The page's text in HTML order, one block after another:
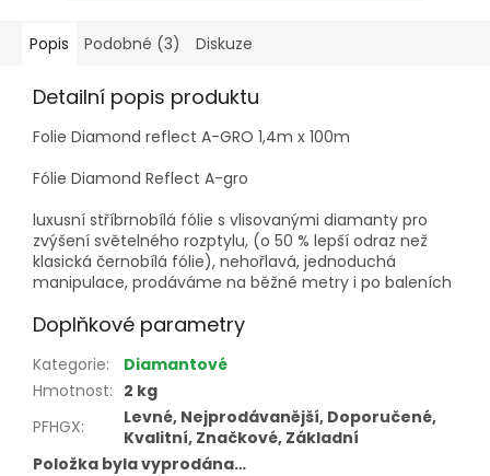
Popis Podobné (3) Diskuze
Detailní popis produktu
Folie Diamond reflect A-GRO 1,4m x 100m
Fólie Diamond Reflect A-gro
luxusní stříbrnobílá fólie s vlisovanými diamanty pro
zvýšení světelného rozptylu, (o 50 % lepší odraz než
klasická černobílá fólie), nehořlavá, jednoduchá
manipulace, prodáváme na běžné metry i po baleních
Doplňkové parametry
Kategorie:
Diamantové
Hmotnost: 2 kg
PFHGX:
Levné, Nejprodávanější, Doporučené,
Kvalitní, Značkové, Základní
Položka byla vyprodána…